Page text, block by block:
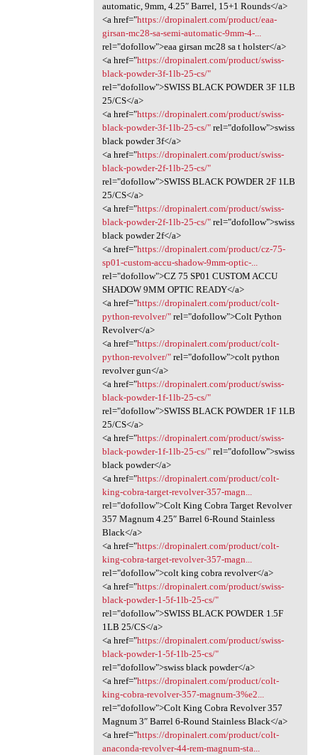
automatic, 9mm, 4.25″ Barrel, 15+1 Rounds</a>
<a href="https://dropinalert.com/product/eaa-
girsan-mc28-sa-semi-automatic-9mm-4-...
rel="dofollow">eaa girsan mc28 sa t holster</a>
<a href="https://dropinalert.com/product/swiss-
black-powder-3f-1lb-25-cs/"
rel="dofollow">SWISS BLACK POWDER 3F 1LB
25/CS</a>
<a href="https://dropinalert.com/product/swiss-
black-powder-3f-1lb-25-cs/"rel="dofollow">swiss
black powder 3f</a>
<a href="https://dropinalert.com/product/swiss-
black-powder-2f-1lb-25-cs/"
rel="dofollow">SWISS BLACK POWDER 2F 1LB
25/CS</a>
<a href="https://dropinalert.com/product/swiss-
black-powder-2f-1lb-25-cs/"rel="dofollow">swiss
black powder 2f</a>
<a href="https://dropinalert.com/product/cz-75-
sp01-custom-accu-shadow-9mm-optic-...
rel="dofollow">CZ 75 SP01 CUSTOM ACCU
SHADOW 9MM OPTIC READY</a>
<a href="https://dropinalert.com/product/colt-
python-revolver/"rel="dofollow">Colt Python
Revolver</a>
<a href="https://dropinalert.com/product/colt-
python-revolver/"rel="dofollow">colt python
revolver gun</a>
<a href="https://dropinalert.com/product/swiss-
black-powder-1f-1lb-25-cs/"
rel="dofollow">SWISS BLACK POWDER 1F 1LB
25/CS</a>
<a href="https://dropinalert.com/product/swiss-
black-powder-1f-1lb-25-cs/"rel="dofollow">swiss
black powder</a>
<a href="https://dropinalert.com/product/colt-
king-cobra-target-revolver-357-magn...
rel="dofollow">Colt King Cobra Target Revolver
357 Magnum 4.25″ Barrel 6-Round Stainless
Black</a>
<a href="https://dropinalert.com/product/colt-
king-cobra-target-revolver-357-magn...
rel="dofollow">colt king cobra revolver</a>
<a href="https://dropinalert.com/product/swiss-
black-powder-1-5f-1lb-25-cs/"
rel="dofollow">SWISS BLACK POWDER 1.5F
1LB 25/CS</a>
<a href="https://dropinalert.com/product/swiss-
black-powder-1-5f-1lb-25-cs/"
rel="dofollow">swiss black powder</a>
<a href="https://dropinalert.com/product/colt-
king-cobra-revolver-357-magnum-3%e2...
rel="dofollow">Colt King Cobra Revolver 357
Magnum 3″ Barrel 6-Round Stainless Black</a>
<a href="https://dropinalert.com/product/colt-
anaconda-revolver-44-rem-magnum-sta...